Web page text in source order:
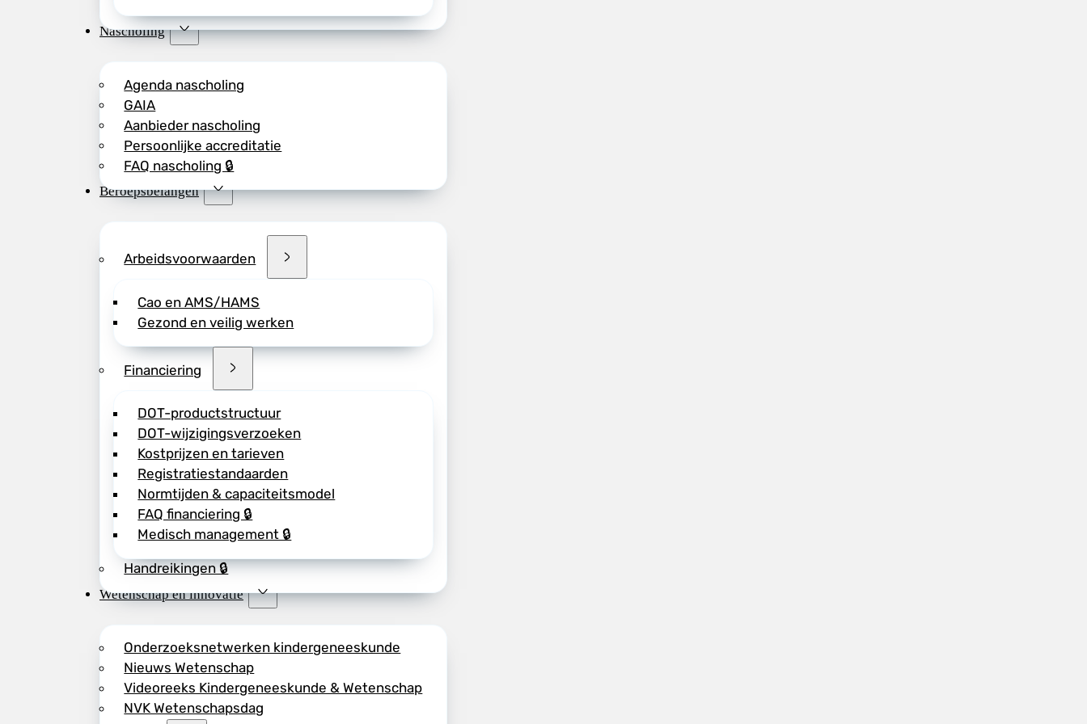
Nascholing
Agenda nascholing
GAIA
Aanbieder nascholing
Persoonlijke accreditatie
FAQ nascholing 🔒
Beroepsbelangen
Arbeidsvoorwaarden
Cao en AMS/HAMS
Gezond en veilig werken
Financiering
DOT-productstructuur
DOT-wijzigingsverzoeken
Kostprijzen en tarieven
Registratiestandaarden
Normtijden & capaciteitsmodel
FAQ financiering 🔒
Medisch management 🔒
Handreikingen 🔒
Wetenschap en innovatie
Onderzoeksnetwerken kindergeneeskunde
Nieuws Wetenschap
Videoreeks Kindergeneeskunde & Wetenschap
NVK Wetenschapsdag